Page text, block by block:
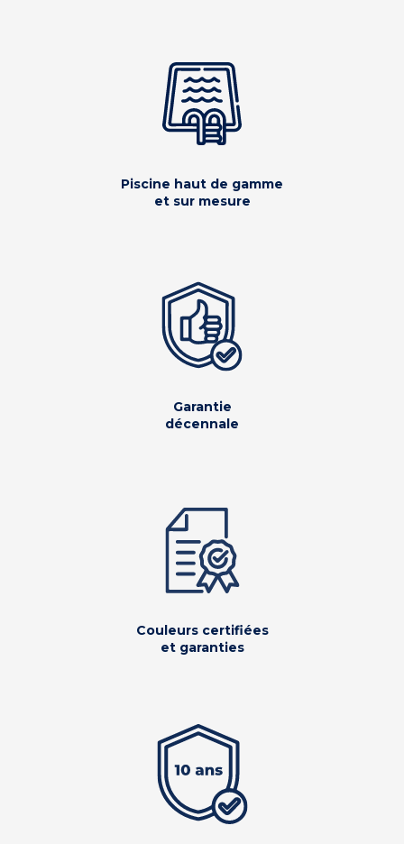
Piscine haut de gamme
et sur mesure
Garantie
décennale
Couleurs certifiées
et garanties